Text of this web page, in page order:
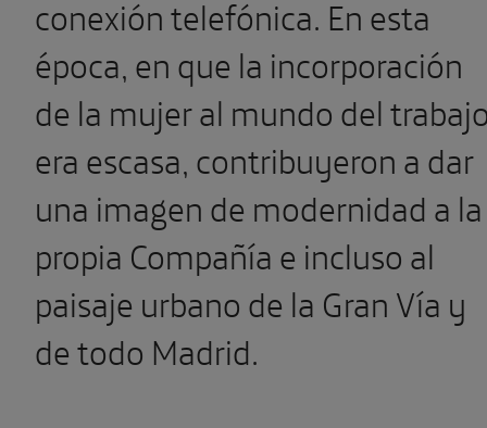
conexión telefónica. En esta
época, en que la incorporación
de la mujer al mundo del
era escasa, contribuyeron a dar
una imagen de modernidad a la
propia Compañía e incluso al
paisaje urbano de la Gran Vía y
de todo Madrid.